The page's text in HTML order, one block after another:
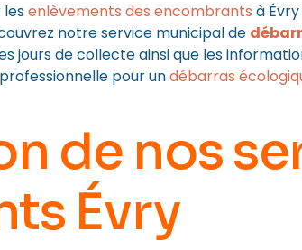
lesenlèvements des encombrants à
notre service municipal de
jours de collecte ainsi que les
pour undébarras
de nos
Évry